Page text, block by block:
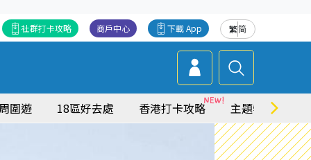
繁简
下載 App
商戶中心
社群打卡攻略
圍遊 18區好去處 香港打卡攻略 主題特集